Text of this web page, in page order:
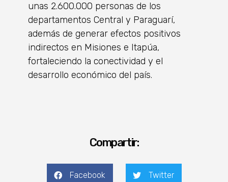
unas 2.600.000 personas de los
departamentos Central y Paraguarí,
además de generar efectos positivos
indirectos en Misiones e Itapúa,
fortaleciendo la conectividad y el
desarrollo económico del país.
Compartir:
Facebook Twitter